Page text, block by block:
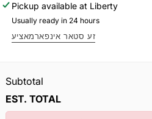
מיך
העלפן
Pickup available at Liberty
Usually ready in 24 hours
זע סטאר אינפארמאציע
Subtotal
EST. TOTAL